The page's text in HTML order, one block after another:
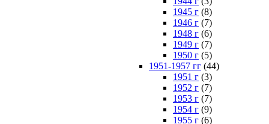
1945 г (8)
1946 г (7)
1948 г (6)
1949 г (7)
1950 г (5)
1951-1957 гг (44)
1951 г (3)
1952 г (7)
1953 г (7)
1954 г (9)
1955 г (6)